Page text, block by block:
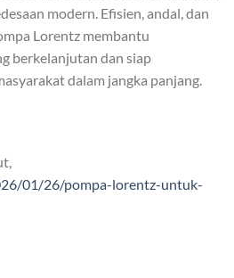
modern. Efisien, andal, dan
Lorentz membantu
berkelanjutan dan siap
dalam jangka panjang.
01/26/pompa-lorentz-untuk-